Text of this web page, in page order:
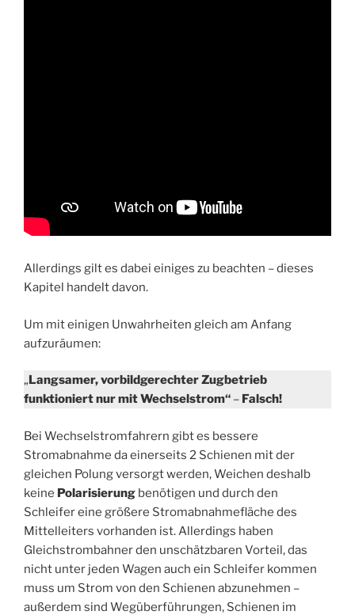
Allerdings gilt es dabei einiges zu beachten – dieses
Kapitel handelt davon.
Um mit einigen Unwahrheiten gleich am Anfang
aufzuräumen:
„ Langsamer, vorbildgerechter Zugbetrieb
funktioniert nur mit Wechselstrom“ – Falsch!
Bei Wechselstromfahrern gibt es bessere
Stromabnahme da einerseits 2 Schienen mit der
gleichen Polung versorgt werden, Weichen deshalb
keine Polarisierung benötigen und durch den
Schleifer eine größere Stromabnahmefläche des
Mittelleiters vorhanden ist. Allerdings haben
Gleichstrombahner den unschätzbaren Vorteil, das
nicht unter jeden Wagen auch ein Schleifer kommen
muss um Strom von den Schienen abzunehmen –
außerdem sind Wegüberführungen, Schienen im